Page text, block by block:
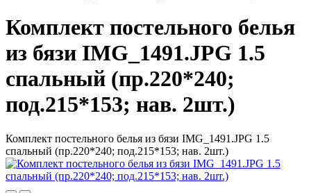
Комплект постельного белья
из бязи IMG_1491.JPG 1.5
спальный (пр.220*240;
под.215*153; нав. 2шт.)
Комплект постельного белья из бязи IMG_1491.JPG 1.5
спальный (пр.220*240; под.215*153; нав. 2шт.)